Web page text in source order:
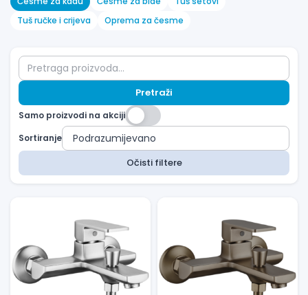
Tuš ručke i crijeva
Oprema za česme
Pretraži
Samo proizvodi na akciji
Sortiranje
Očisti filtere